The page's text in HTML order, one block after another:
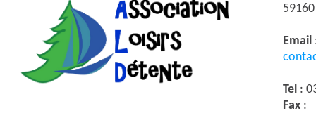
Email
Tel :
Fax :